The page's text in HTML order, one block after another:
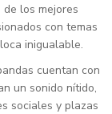
los mejores
con temas
inigualable.
cuentan con
un sonido nítido,
sociales y plazas